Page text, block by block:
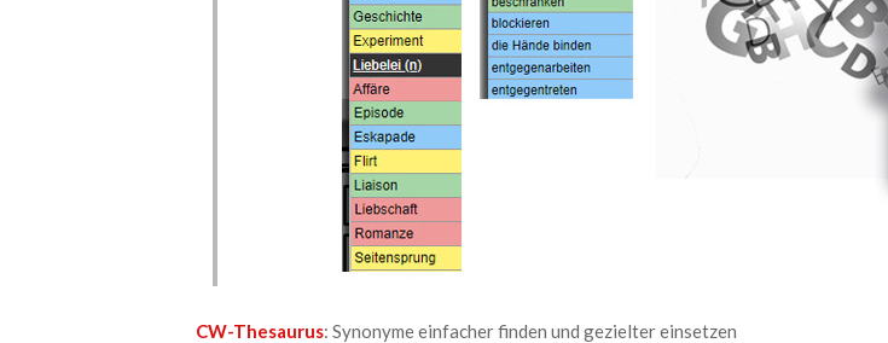
CW-Thesaurus: Synonyme einfacher finden und gezielter einsetzen